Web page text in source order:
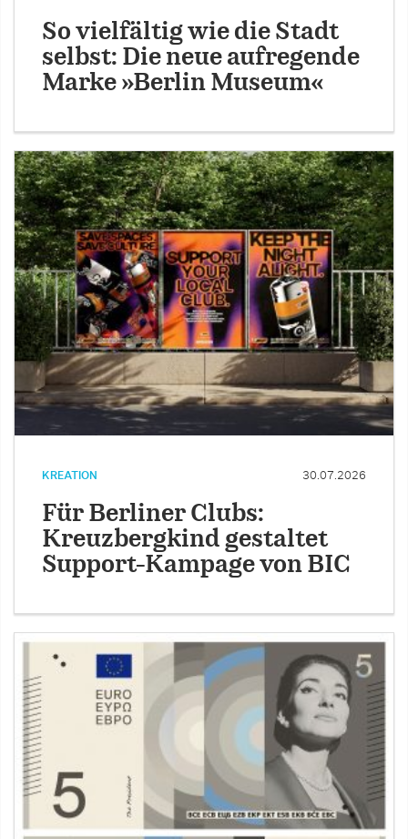
So vielfältig wie die Stadt
selbst: Die neue aufregende
Marke »Berlin Museum«
KREATION 30.07.2026
Für Berliner Clubs:
Kreuzbergkind gestaltet
Support-Kampage von BIC